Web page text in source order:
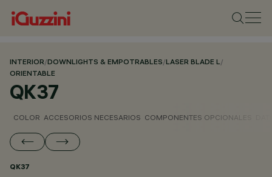
INTERIOR/DOWNLIGHTS & EMPOTRABLES/LASER BLADE L/
ORIENTABLE
QK37
COLOR ACCESORIOS NECESARIOS COMPONENTES OPCIONALES
QK37